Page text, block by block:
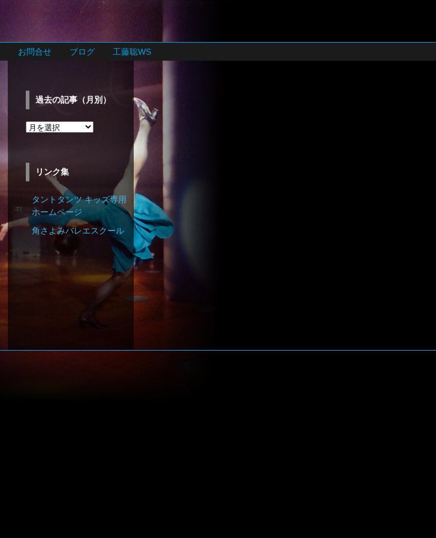
お問合せ ブログ 工藤聡WS
過去の記事（月別）
過
記
別）
リンク集
タントタンツ キッズ専用
ホームページ
角さよみバレエスクール